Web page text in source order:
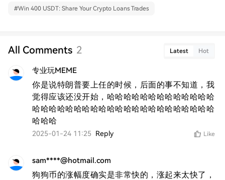
#Win 400 USDT: Share Your Crypto Loans Trades
All Comments 2 Latest Hot
专业玩MEME
你是说特朗普要上任的时候，后面的事不知道，我
觉得应该还没开始，哈哈哈哈哈哈哈哈哈哈哈哈哈
哈哈哈哈哈哈哈哈哈哈哈哈哈哈哈哈哈哈哈哈哈哈
哈哈哈
2025-01-24 11:25 Reply Like
sam****@hotmail.com
狗狗币的涨幅度确实是非常快的，涨起来太快了，